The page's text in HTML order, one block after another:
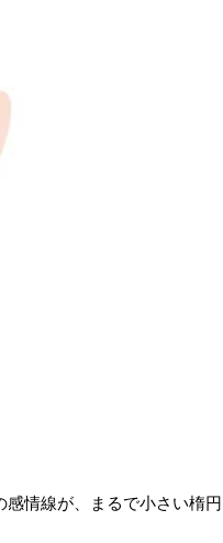
情線が、まるで小さい楕円